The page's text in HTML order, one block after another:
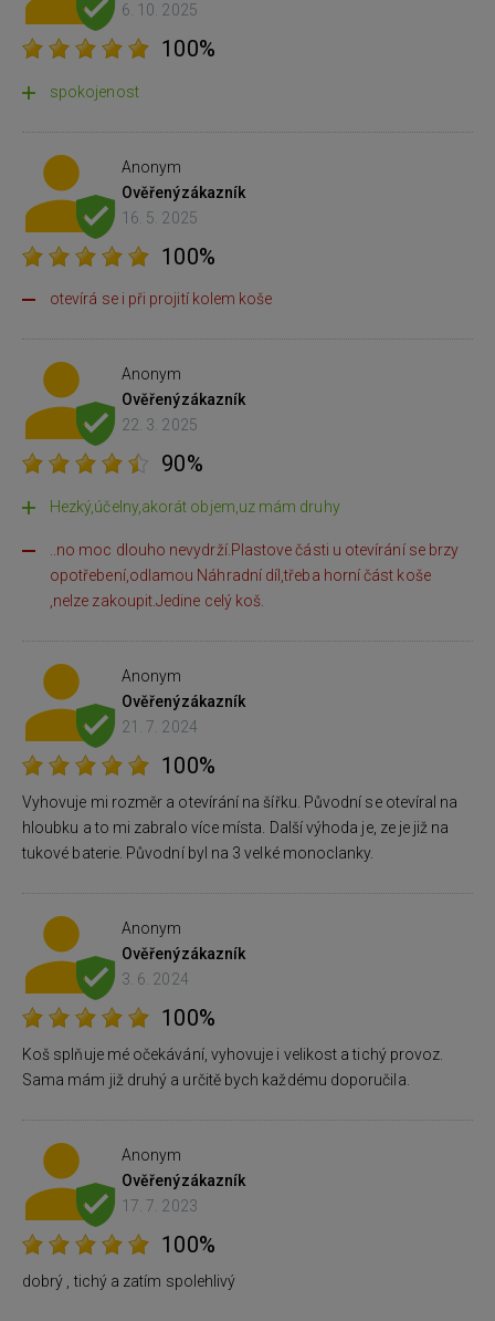
6. 10. 2025
100%
spokojenost
Anonym
Ověřenýzákazník
16. 5. 2025
100%
otevírá se i při projití kolem koše
Anonym
Ověřenýzákazník
22. 3. 2025
90%
Hezký,účelny,akorát objem,uz mám druhy
..no moc dlouho nevydrží.Plastove části u otevírání se brzy
opotřebení,odlamou Náhradní díl,třeba horní část koše
,nelze zakoupit.Jedine celý koš.
Anonym
Ověřenýzákazník
21. 7. 2024
100%
Vyhovuje mi rozměr a otevírání na šířku. Původní se otevíral na
hloubku a to mi zabralo více místa. Další výhoda je, ze je již na
tukové baterie. Původní byl na 3 velké monoclanky.
Anonym
Ověřenýzákazník
3. 6. 2024
100%
Koš splňuje mé očekávání, vyhovuje i velikost a tichý provoz.
Sama mám již druhý a určitě bych každému doporučila.
Anonym
Ověřenýzákazník
17. 7. 2023
100%
dobrý , tichý a zatím spolehlivý